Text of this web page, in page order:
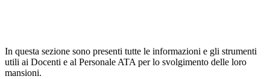
In questa sezione sono presenti tutte le informazioni e gli strumenti
utili ai Docenti e al Personale ATA per lo svolgimento delle loro
mansioni.